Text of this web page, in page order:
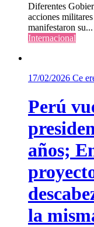
Diferentes
acciones
manifestaron su...
Internacional
17/02/2026 Ce
Perú
años;
la